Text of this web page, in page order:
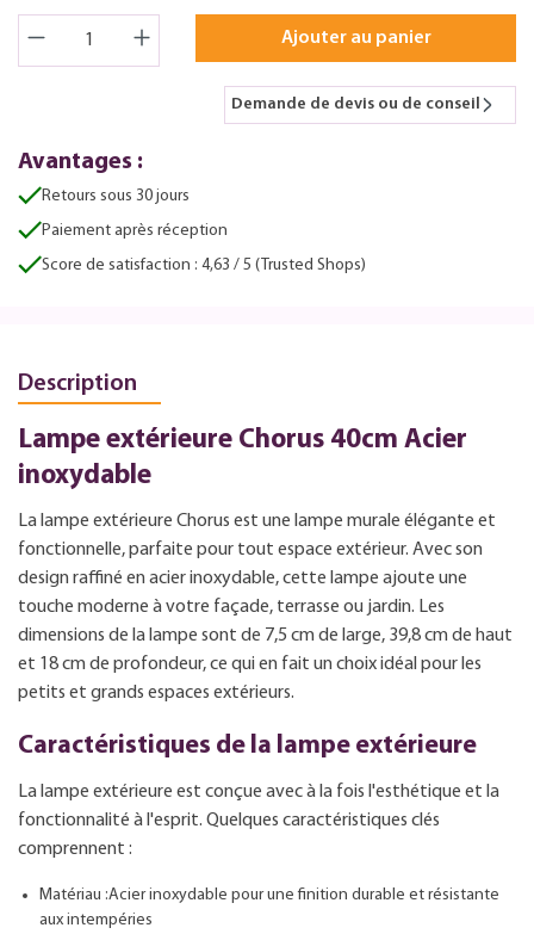
Ajouter au panier
Demande de devis ou de conseil
Avantages :
Retours sous 30 jours
Paiement après réception
Score de satisfaction : 4,63 / 5 (Trusted Shops)
Description
Lampe extérieure Chorus 40cm Acier
inoxydable
La lampe extérieure Chorus est une lampe murale élégante et
fonctionnelle, parfaite pour tout espace extérieur. Avec son
design raffiné en acier inoxydable, cette lampe ajoute une
touche moderne à votre façade, terrasse ou jardin. Les
dimensions de la lampe sont de 7,5 cm de large, 39,8 cm de haut
et 18 cm de profondeur, ce qui en fait un choix idéal pour les
petits et grands espaces extérieurs.
Caractéristiques de la lampe extérieure
La lampe extérieure est conçue avec à la fois l'esthétique et la
fonctionnalité à l'esprit. Quelques caractéristiques clés
comprennent :
Matériau :Acier inoxydable pour une finition durable et résistante
aux intempéries